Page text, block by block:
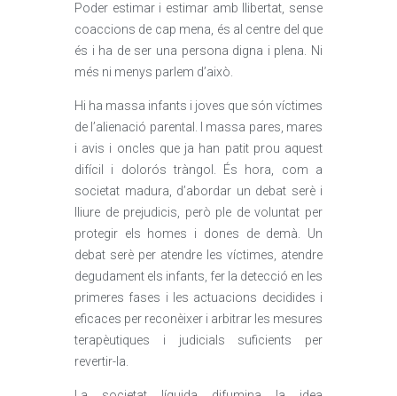
Poder estimar i estimar amb llibertat, sense
coaccions de cap mena, és al centre del que
és i ha de ser una persona digna i plena. Ni
més ni menys parlem d’això.
Hi ha massa infants i joves que són víctimes
de l’alienació parental. I massa pares, mares
i avis i oncles que ja han patit prou aquest
difícil i dolorós tràngol. És hora, com a
societat madura, d’abordar un debat serè i
lliure de prejudicis, però ple de voluntat per
protegir els homes i dones de demà. Un
debat serè per atendre les víctimes, atendre
degudament els infants, fer la detecció en les
primeres fases i les actuacions decidides i
eficaces per reconèixer i arbitrar les mesures
terapèutiques i judicials suficients per
revertir-la.